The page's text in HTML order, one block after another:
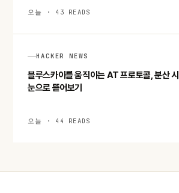
오늘 · 43 READS
HACKER NEWS
블루스카이를 움직이는 AT 프로토콜, 분산
눈으로 뜯어보기
오늘 · 44 READS